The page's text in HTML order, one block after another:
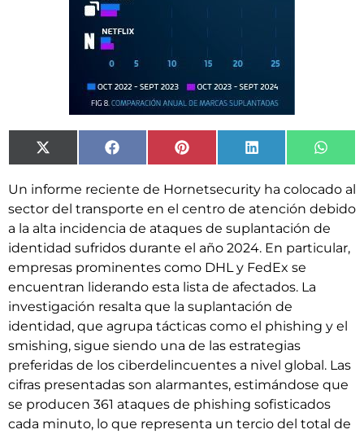
X
(Twitter)
Facebook Pinterest LinkedIn
Un informe reciente de Hornetsecurity ha colocado al
sector del transporte en el centro de atención debido
a la alta incidencia de ataques de suplantación de
identidad sufridos durante el año 2024. En particular,
empresas prominentes como DHL y FedEx se
encuentran liderando esta lista de afectados. La
investigación resalta que la suplantación de
identidad, que agrupa tácticas como el phishing y el
smishing, sigue siendo una de las estrategias
preferidas de los ciberdelincuentes a nivel global. Las
cifras presentadas son alarmantes, estimándose que
se producen 361 ataques de phishing sofisticados
cada minuto, lo que representa un tercio del total de